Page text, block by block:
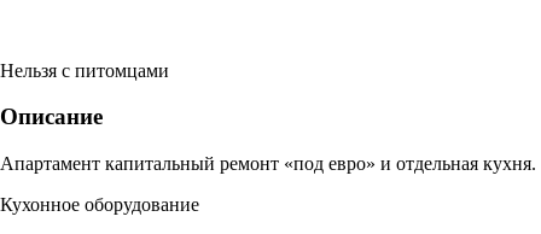
Нельзя с питомцами
Описание
Апартамент капитальный ремонт «под евро» и отдельная кухня.
Кухонное оборудование